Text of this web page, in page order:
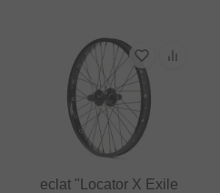
eclat "Locator X Exile